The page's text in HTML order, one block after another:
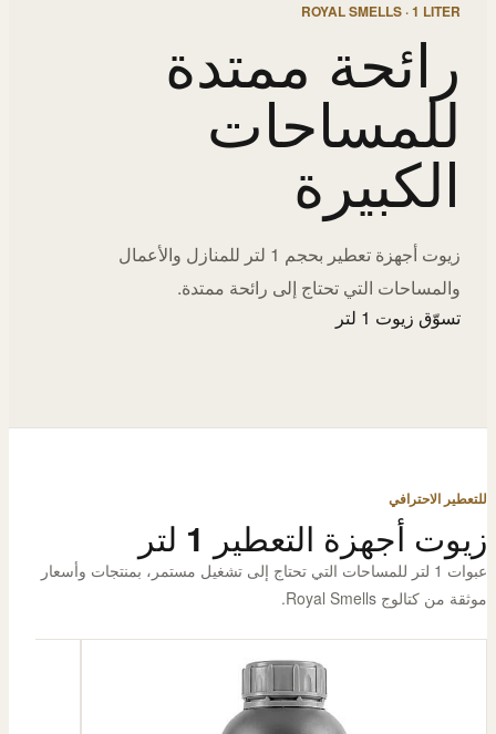
ROYAL SMELLS · 1 LITER
رائحة ممتدة
للمساحات
الكبيرة
زيوت أجهزة تعطير بحجم 1 لتر للمنازل والأعمال
والمساحات التي تحتاج إلى رائحة ممتدة.
تسوّق زيوت 1 لتر
للتعطير الاحترافي
زيوت أجهزة التعطير 1 لتر
عبوات 1 لتر للمساحات التي تحتاج إلى تشغيل مستمر، بمنتجات وأسعار
موثقة من كتالوج Royal Smells.